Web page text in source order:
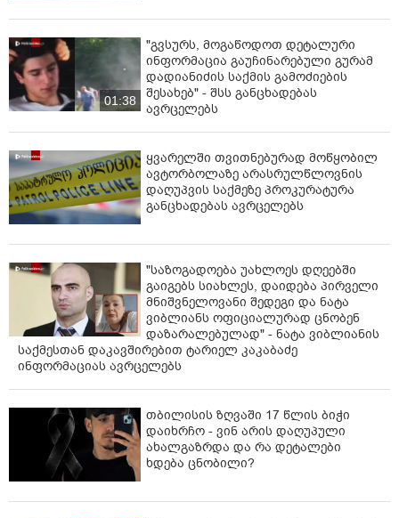
01:38
"გვსურს, მოგაწოდოთ დეტალური
ინფორმაცია გაუჩინარებული გურამ
დადიანიძის საქმის გამოძიების
შესახებ" - შსს განცხადებას
ავრცელებს
ყვარელში თვითნებურად მოწყობილ
ავტორბოლაზე არასრულწლოვნის
დაღუპვის საქმეზე პროკურატურა
განცხადებას ავრცელებს
"საზოგადოება უახლოეს დღეებში
გაიგებს სიახლეს, დაიდება პირველი
მნიშვნელოვანი შედეგი და ნატა
ვიბლიანს ოფიციალურად ცნობენ
დაზარალებულად" - ნატა ვიბლიანის
საქმესთან დაკავშირებით ტარიელ კაკაბაძე
ინფორმაციას ავრცელებს
თბილისის ზღვაში 17 წლის ბიჭი
დაიხრჩო - ვინ არის დაღუპული
ახალგაზრდა და რა დეტალები
ხდება ცნობილი?